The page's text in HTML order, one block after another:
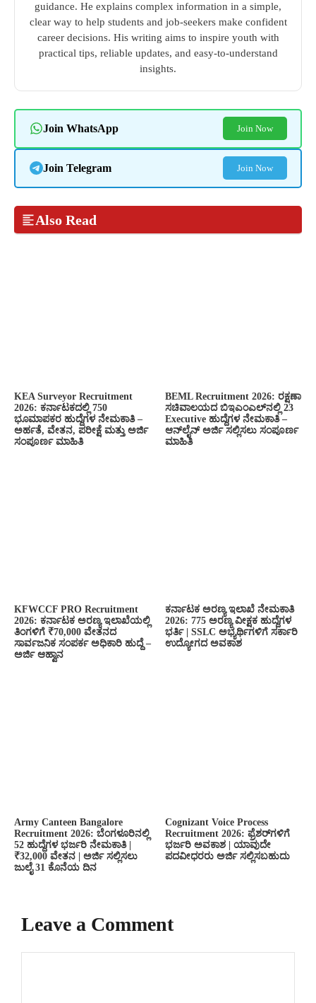
guidance. He explains complex information in a simple,
clear way to help students and job-seekers make confident
career decisions. His writing aims to inspire youth with
practical tips, reliable updates, and easy-to-understand
insights.
Join WhatsApp Join Now
Join Telegram Join Now
Also Read
KEA Surveyor Recruitment
2026: ಕರ್ನಾಟಕದಲ್ಲಿ 750
ಭೂಮಾಪಕರ ಹುದ್ದೆಗಳ ನೇಮಕಾತಿ –
ಅರ್ಹತೆ, ವೇತನ, ಪರೀಕ್ಷೆ ಮತ್ತು ಅರ್ಜಿ
ಸಂಪೂರ್ಣ ಮಾಹಿತಿ
BEML Recruitment 2026: ರಕ್ಷಣಾ
ಸಚಿವಾಲಯದ ಬಿಇಎಂಎಲ್‌ನಲ್ಲಿ 23
Executive ಹುದ್ದೆಗಳ ನೇಮಕಾತಿ –
ಆನ್‌ಲೈನ್ ಅರ್ಜಿ ಸಲ್ಲಿಸಲು ಸಂಪೂರ್ಣ
ಮಾಹಿತಿ
KFWCCF PRO Recruitment
2026: ಕರ್ನಾಟಕ ಅರಣ್ಯ ಇಲಾಖೆಯಲ್ಲಿ
ತಿಂಗಳಿಗೆ ₹70,000 ವೇತನದ
ಸಾರ್ವಜನಿಕ ಸಂಪರ್ಕ ಅಧಿಕಾರಿ ಹುದ್ದೆ –
ಅರ್ಜಿ ಆಹ್ವಾನ
ಕರ್ನಾಟಕ ಅರಣ್ಯ ಇಲಾಖೆ ನೇಮಕಾತಿ
2026: 775 ಅರಣ್ಯ ವೀಕ್ಷಕ ಹುದ್ದೆಗಳ
ಭರ್ತಿ | SSLC ಅಭ್ಯರ್ಥಿಗಳಿಗೆ ಸರ್ಕಾರಿ
ಉದ್ಯೋಗದ ಅವಕಾಶ
Army Canteen Bangalore
Recruitment 2026: ಬೆಂಗಳೂರಿನಲ್ಲಿ
52 ಹುದ್ದೆಗಳ ಭರ್ಜರಿ ನೇಮಕಾತಿ |
₹32,000 ವೇತನ | ಅರ್ಜಿ ಸಲ್ಲಿಸಲು
ಜುಲೈ 31 ಕೊನೆಯ ದಿನ
Cognizant Voice Process
Recruitment 2026: ಫ್ರೆಶರ್‌ಗಳಿಗೆ
ಭರ್ಜರಿ ಅವಕಾಶ | ಯಾವುದೇ
ಪದವೀಧರರು ಅರ್ಜಿ ಸಲ್ಲಿಸಬಹುದು
Leave a Comment